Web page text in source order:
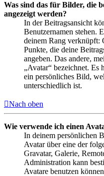
Was sind das für Bilder, die
angezeigt werden?
In der Beitragsansicht
Benutzernamen stehen.
deinem Rang verknüpft:
Punkte, die deine
angeben. Das andere,
„Avatar“ bezeichnet. Es
ein persönliches Bild,
unterschiedlich ist.
Nach oben
Wie verwende ich einen
In deinem persönlichen
Avatar über eine der
Gravatar, Galerie,
Administration kann
Avatare benutzen